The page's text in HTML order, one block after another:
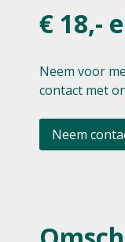
€ 18,-
Neem voor
contact met
Neem